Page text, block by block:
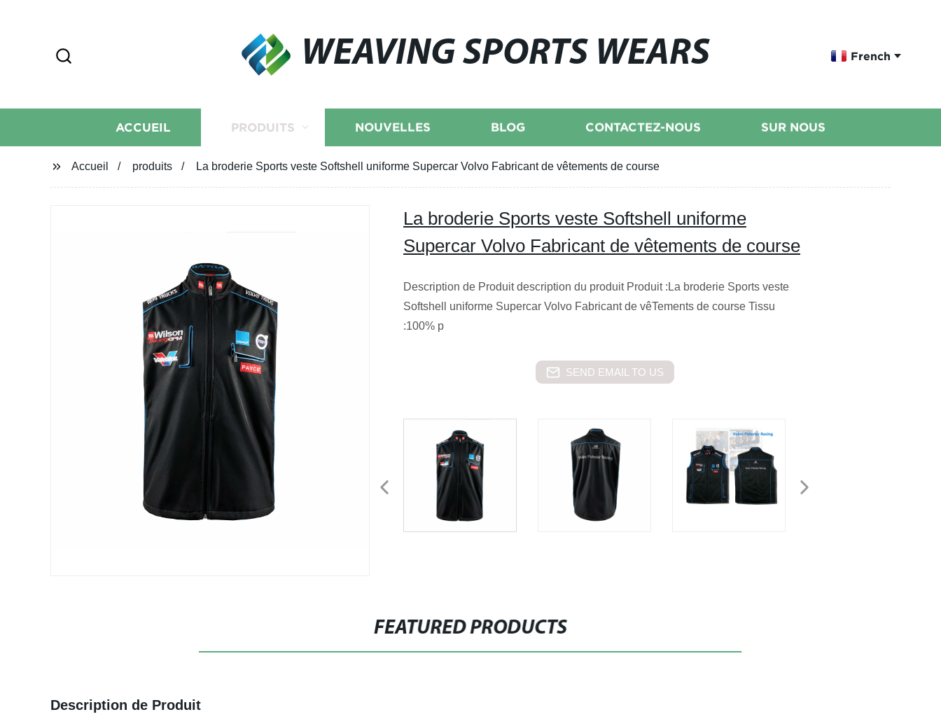
WEAVING SPORTS WEARS French
ACCUEIL PRODUITS NOUVELLES BLOG CONTACTEZ-NOUS SUR NOUS
Accueil produits La broderie Sports veste Softshell uniforme Supercar Volvo Fabricant de vêtements de course
La broderie Sports veste Softshell uniforme
Supercar Volvo Fabricant de vêtements de course
Description de Produit description du produit Produit :La broderie Sports veste
Softshell uniforme Supercar Volvo Fabricant de vêTements de course Tissu
:100% p
SEND EMAIL TO US
FEATURED PRODUCTS
Description de Produit